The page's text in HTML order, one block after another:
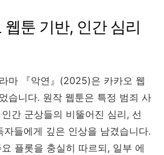
웹툰 기반, 인간 심리
마 『악연』(2025)은 카카오 웹
습니다. 원작 웹툰은 특정 범죄 사
간 군상들의 비뚤어진 심리, 선
들에게 깊은 인상을 남겼습니다.
플롯을 충실히 따르되, 일부 에